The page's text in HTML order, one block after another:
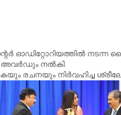
നടന്ന
അവർഡും നൽകി.
രചനയും നിർവഹിച്ച